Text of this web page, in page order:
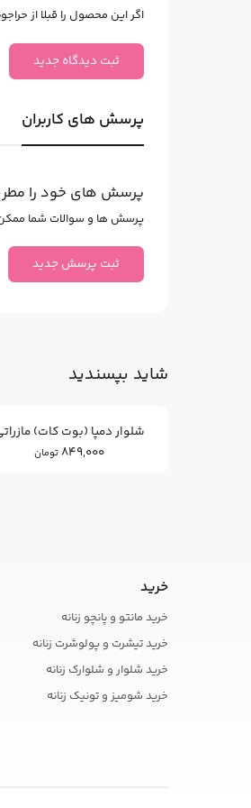
اگر این محصول را قبلا از
ثبت دیدگاه جدید
پرسش های کاربران
پرسش های خود را
پرسش ها و سوالات شما ممکن
ثبت پرسش جدید
شاید بپسندید
شلوار دمپا (بوت کات)
849,000 تومان
خرید
خرید مانتو و پانچو زنانه
خرید تیشرت و پولوشرت زنانه
خرید شلوار و شلوارک زنانه
خرید شومیز و تونیک زنانه